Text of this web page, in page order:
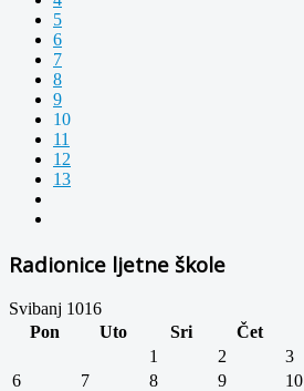
5
6
7
8
9
10
11
12
13
Radionice ljetne škole
Svibanj 1016
Pon
Uto Sri Čet
1
2 3
6
7 8 9 10